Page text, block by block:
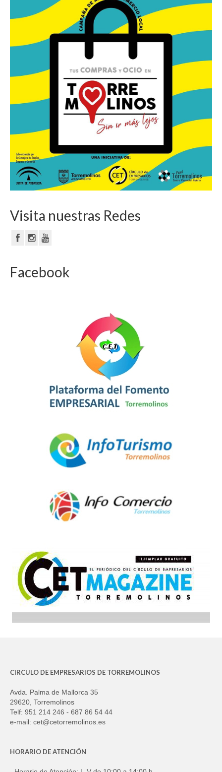
Visita nuestras Redes
Facebook
CIRCULO DE EMPRESARIOS DE TORREMOLINOS
Avda. Palma de Mallorca 35
29620, Torremolinos
Telf: 951 214 246 - 687 86 54 44
e-mail: cet@cetorremolinos.es
HORARIO DE ATENCIÓN